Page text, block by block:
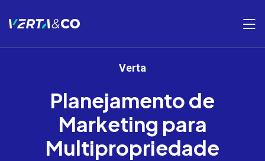
Verta
Planejamento de
Marketing para
Multipropriedade